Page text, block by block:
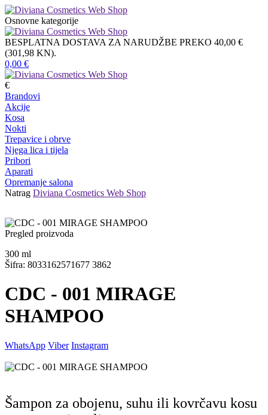
Osnovne kategorije
BESPLATNA DOSTAVA ZA NARUDŽBE PREKO 40,00 €
(301,98 KN).
0,00 €
€
Brandovi
Akcije
Kosa
Nokti
Trepavice i obrve
Njega lica i tijela
Pribori
Aparati
Opremanje salona
Natrag Diviana Cosmetics Web Shop
Pregled proizvoda
300 ml
Šifra: 8033162571677 3862
CDC - 001 MIRAGE
SHAMPOO
WhatsApp Viber Instagram
Šampon za obojenu, suhu ili kovrčavu kosu